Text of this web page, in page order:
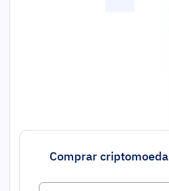
Comprar criptomoeda